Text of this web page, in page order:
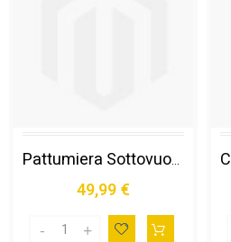
Pattumiera Sottovuoto Rica 7,5l 150
49,99 €